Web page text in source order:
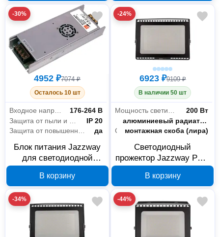
1200 BLACK 5058576, 40
Вт, 6500 К, IP65
1200 BLACK 5058552, 40
Вт, 4000 К, IP65
-30%
4952 ₽7074 ₽
Осталось 10 шт
176-264 В
IP 20
Защита от повышенного напряжения
да
Блок питания Jazzway
для светодиодной
5046153
В корзину
-24%
6923 ₽9109 ₽
В наличии 50 шт
200 Вт
Система охлаждения
алюминиевый радиатор
Способ установкимонтажная скоба (лира)
Светодиодный
прожектор Jazzway PFL-
LOWTEMP IP65 5057739
В корзину
-34% -44%